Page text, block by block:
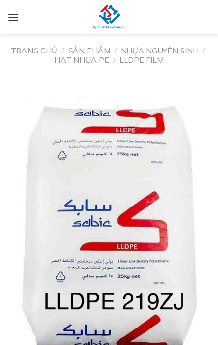
TRANG CHỦ / SẢN PHẨM / NHỰA NGUYÊN SINH /
HẠT NHỰA PE / LLDPE FILM